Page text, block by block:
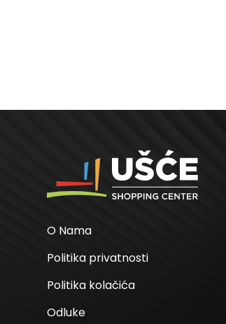
O Nama
Politika privatnosti
Politika kolačića
Odluke